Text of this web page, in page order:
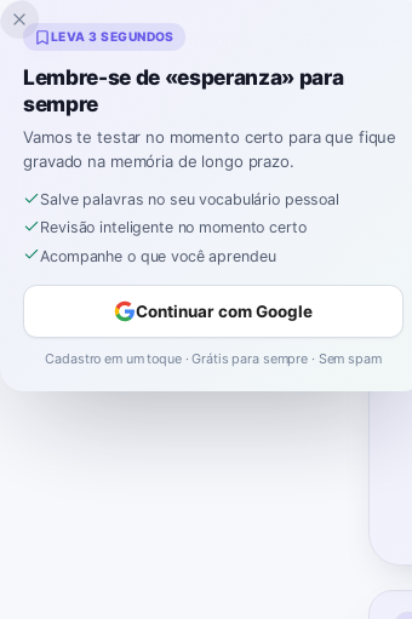
Inklingo
LEVA 3 SEGUNDOS
Lembre-se de «esperanza» para
sempre
Vamos te testar no momento certo para que fique
gravado na memória de longo prazo.
Salve palavras no seu vocabulário pessoal
Revisão inteligente no momento certo
Acompanhe o que você aprendeu
Continuar com Google
Cadastro em um toque · Grátis para sempre · Sem spam